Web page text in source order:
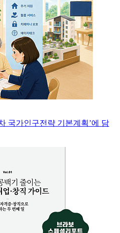
국가인구전략 기본계획’에 담